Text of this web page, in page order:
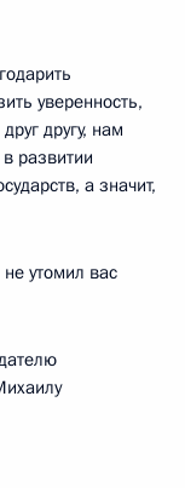
уверенность,
другу, нам
развитии
а значит,
утомил вас